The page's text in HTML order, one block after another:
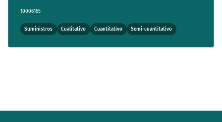
10006165
Suministros Cualitativo Cuantitativo Semi-cuantitativo